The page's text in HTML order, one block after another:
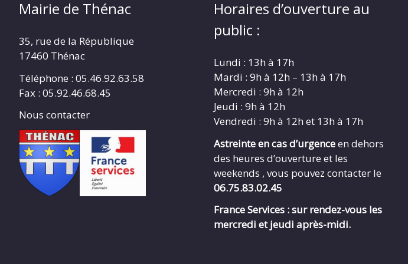
Mairie de Thénac
35, rue de la République
17460 Thénac
Téléphone : 05.46.92.63.58
Fax : 05.92.46.68.45
Nous contacter
Horaires d’ouverture au
public :
Lundi : 13h à 17h
Mardi : 9h à 12h – 13h à 17h
Mercredi : 9h à 12h
Jeudi : 9h à 12h
Vendredi : 9h à 12h et 13h à 17h
Astreinte en cas d’urgenceen dehors
des heures d’ouverture et les
weekends , vous pouvez contacter le
06.75.83.02.45
France Services : sur rendez-vous les
mercredi et jeudi après-midi.